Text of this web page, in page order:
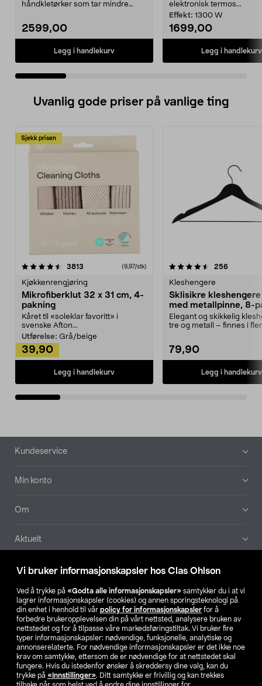
Vi bruker informasjonskapsler hos Clas Ohlson
Ved å trykke på «Godta alle informasjonskapsler» samtykker du i at vi
lagrer informasjonskapsler (cookies) og annen sporingsteknologi på
din enhet i henhold til vår policy for informasjonskapsler for å
forbedre brukeropplevelsen din på vårt nettsted, analysere bruken av
nettstedet og for å tilpasse våre markedsføringstiltak. Vi bruker fire
typer informasjonskapsler: nødvendige, funksjonelle, analytiske og
annonserelaterte. For nødvendige informasjonskapsler er det ikke noe
krav om samtykke, ettersom de er nødvendige for at nettstedet skal
fungere. Hvis du istedenfor ønsker å skreddersy dine valg, kan du
trykke på «Innstillinger». Ditt samtykke er frivillig og kan trekkes
håndkletørker som tar mindre
2599,00
Legg i handlekurv
elektronisk termos...
Effekt: 1300 W
1699,00
Legg i handlekurv
Uvanlig gode priser på vanlige ting
Sjekk prisen
3813 anmeldelser(9,97/stk)
Kjøkkenrengjøring
Mikrofiberklut 32 x 31 cm, 4-
pakning
Kåret til «soleklar favoritt» i
svenske Afton...
Utførelse: Grå/beige
39,90
Legg i handlekurv
4.5av 5 stjerner 256
Kleshengere
Sklisikre
med metallpinne, 8-
Elegant og skikkelig
tre og metall – finnes i
79,90
Legg i handlekurv
4.5av 5 stjerner
Bunntekst
Kundeservice
Min konto
Om
Aktuelt
Våre selskaper
Finn din butikk
SE NO FI